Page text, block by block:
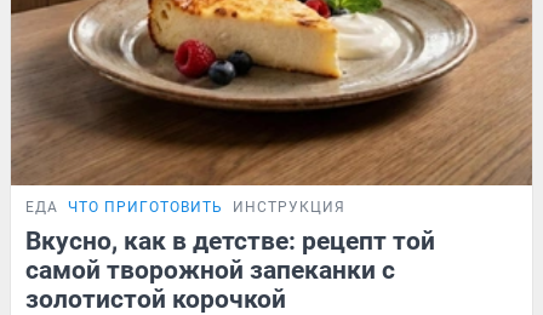
ЕДА ЧТО ПРИГОТОВИТЬ ИНСТРУКЦИЯ
Вкусно, как в детстве: рецепт той
самой творожной запеканки с
золотистой корочкой